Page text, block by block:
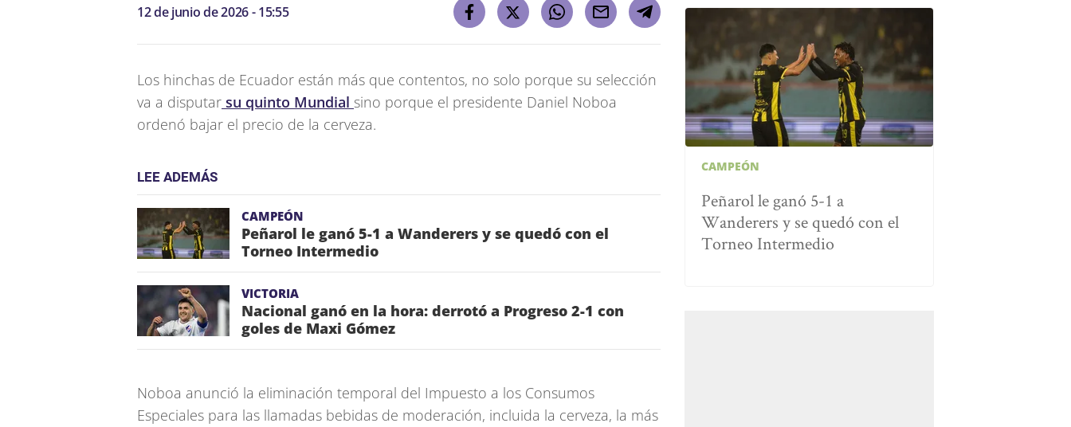
12 de junio de 2026 - 15:55
Los hinchas de Ecuador están más que contentos, no solo porque su selección
va a disputar su quinto Mundial sino porque el presidente Daniel Noboa
ordenó bajar el precio de la cerveza.
LEE ADEMÁS
CAMPEÓN
Peñarol le ganó 5-1 a Wanderers y se quedó con el
Torneo Intermedio
VICTORIA
Nacional ganó en la hora: derrotó a Progreso 2-1 con
goles de Maxi Gómez
Noboa anunció la eliminación temporal del Impuesto a los Consumos
Especiales para las llamadas bebidas de moderación, incluida la cerveza, la más
CAMPEÓN
Peñarol le ganó 5-1 a
Wanderers y se quedó con el
Torneo Intermedio